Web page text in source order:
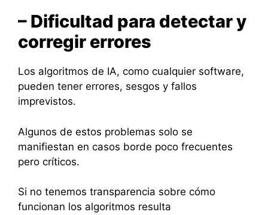
– Dificultad para detectar y
corregir errores
Los algoritmos de IA, como cualquier software,
pueden tener errores, sesgos y fallos
imprevistos.
Algunos de estos problemas solo se
manifiestan en casos borde poco frecuentes
pero críticos.
Si no tenemos transparencia sobre cómo
funcionan los algoritmos resulta